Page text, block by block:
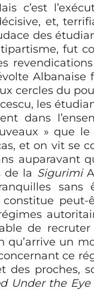
c’est
et,
des
fut
cercles du
les
dans
» que
et on vit se
auparavant
de la Sigurimi
sans
de
qu’arrive un
ce
des proches,
Under the